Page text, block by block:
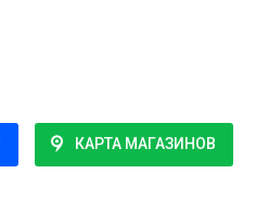
КАРТА МАГАЗИНОВ